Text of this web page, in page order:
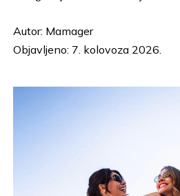
Autor: Mamager
Objavljeno: 7. kolovoza 2026.